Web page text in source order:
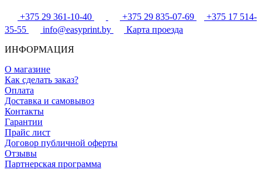
+375 29 361-10-40 +375 29 835-07-69
+375 17 514-
35-55
info@easyprint.by
Карта проезда
ИНФОРМАЦИЯ
О магазине
Как сделать заказ?
Оплата
Доставка и самовывоз
Контакты
Гарантии
Прайс лист
Договор публичной оферты
Отзывы
Партнерская программа